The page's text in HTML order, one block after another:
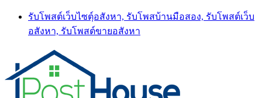
Skip
content
รับโพสต์เว็บไซตฺ์อสังหา, รับโพสบ้านมือสอง, รับโพสต์เว็บ
อสังหา, รับโพสต์ขายอสังหา